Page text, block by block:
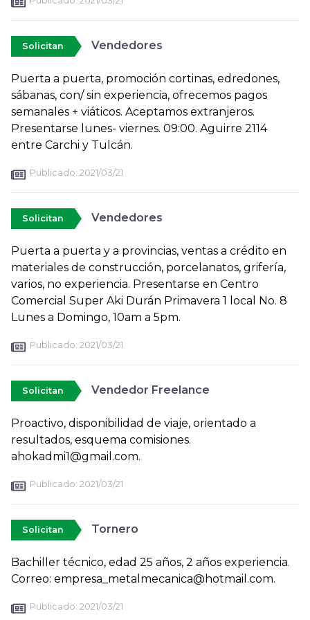
Solicitan Vendedores
Puerta a puerta, promoción cortinas, edredones,
sábanas, con/ sin experiencia, ofrecemos pagos
semanales + viáticos. Aceptamos extranjeros.
Presentarse lunes- viernes. 09:00. Aguirre 2114
entre Carchi y Tulcán.
Publicado: 2021/03/21
Solicitan Vendedores
Puerta a puerta y a provincias, ventas a crédito en
materiales de construcción, porcelanatos, grifería,
varios, no experiencia. Presentarse en Centro
Comercial Super Aki Durán Primavera 1 local No. 8
Lunes a Domingo, 10am a 5pm.
Publicado: 2021/03/21
Solicitan Vendedor Freelance
Proactivo, disponibilidad de viaje, orientado a
resultados, esquema comisiones.
ahokadmi1@gmail.com.
Publicado: 2021/03/21
Solicitan Tornero
Bachiller técnico, edad 25 años, 2 años experiencia.
Correo: empresa_metalmecanica@hotmail.com.
Publicado: 2021/03/21